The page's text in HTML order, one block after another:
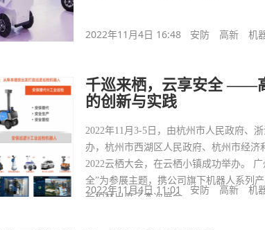
2022年11月4日 16:48 安防 高新 机
千巡来栖，云享安全 ——
的创新与实践
2022年11月3-5日，由杭州市人民政府、
办，杭州市西湖区人民政府、杭州市经
2022云栖大会，在云栖小镇成功举办。
全”为参展主题，携公司旗下机器人系列
长柏林出席了本次展会
2022年11月4日 11:01 安防 高新 机